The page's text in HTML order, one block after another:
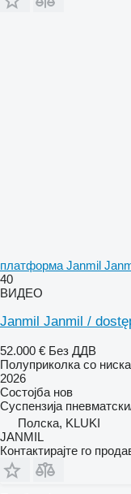
платформа Janmil
40
ВИДЕО
Janmil Janmil /
52.000 € Без ДДВ
Полуприколка со
2026
Состојба нов
Суспензија
Полска, KLUKI
JANMIL
Контактирајте го